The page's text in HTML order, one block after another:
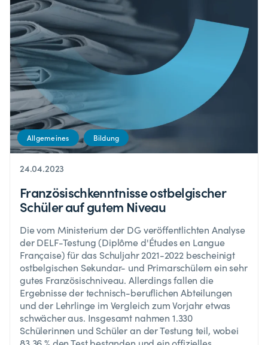
Allgemeines Bildung
24.04.2023
Französischkenntnisse ostbelgischer
Schüler auf gutem Niveau
Die vom Ministerium der DG veröffentlichten Analyse
der DELF-Testung (Diplôme d'Études en Langue
Française) für das Schuljahr 2021-2022 bescheinigt
ostbelgischen Sekundar- und Primarschülern ein sehr
gutes Französischniveau. Allerdings fallen die
Ergebnisse der technisch-beruflichen Abteilungen
und der Lehrlinge im Vergleich zum Vorjahr etwas
schwächer aus. Insgesamt nahmen 1.330
Schülerinnen und Schüler an der Testung teil, wobei